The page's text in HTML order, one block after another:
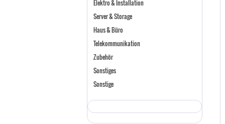
Elektro & Installation
Server & Storage
Haus & Büro
Telekommunikation
Zubehör
Sonstiges
Sonstige